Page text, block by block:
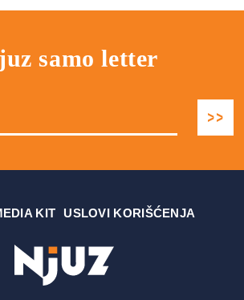
samo letter
KIT USLOVI KORIŠĆENJA